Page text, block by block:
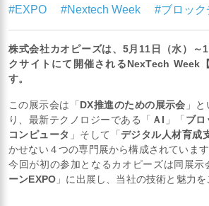
#EXPO #Nextech Week #ブロック
株式会社カオピーズは、5月11日（水）～
クサイトにて開催されるNexTech Week
す。
この展示会は「DX推進のための展示会 」
り、最新テクノロジーである「 ＡI 」「ブロ
コンピュータ 」そして「デジタル人材育成
かせない４つの専門展から構成されています
今回が初の参加となるカオピーズは同展示
ーンEXPO 」に出展し、当社の技術と魅力を